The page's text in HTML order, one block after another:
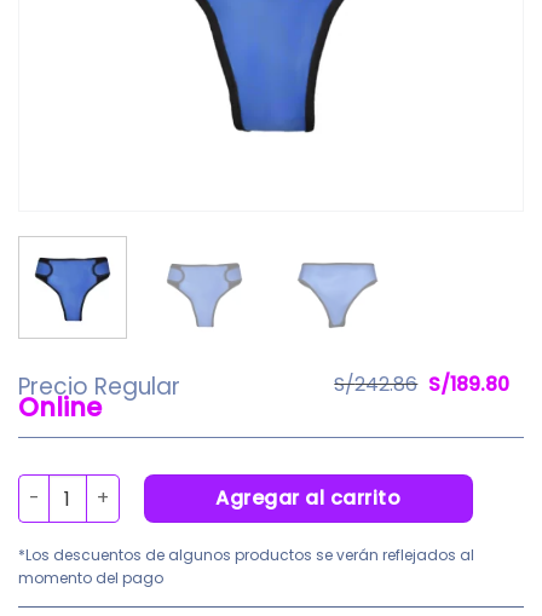
Precio Regular
Online
S/242.86 El
original
era:
S/189.80El
Protector Gonadal Adulto 0.5mmpb Odontológico
Agregar al carrito
*Los descuentos de algunos productos se verán reflejados al
momento del pago